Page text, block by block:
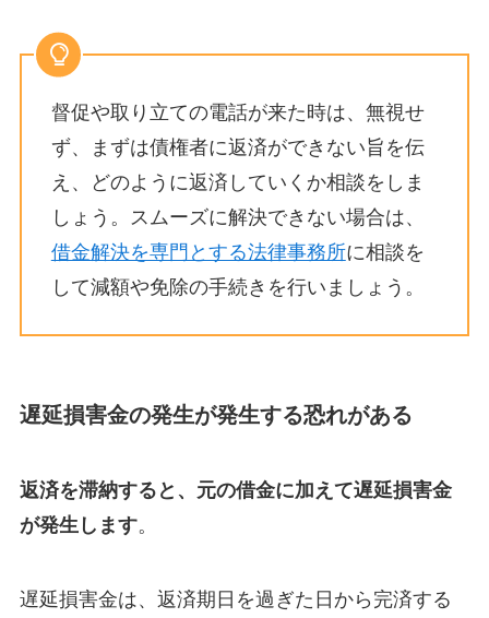
督促や取り立ての電話が来た時は、無視せ
ず、まずは債権者に返済ができない旨を伝
え、どのように返済していくか相談をしま
しょう。スムーズに解決できない場合は、
借金解決を専門とする法律事務所に相談を
して減額や免除の手続きを行いましょう。
遅延損害金の発生が発生する恐れがある
返済を滞納すると、元の借金に加えて遅延損害金
が発生します。
遅延損害金は、返済期日を過ぎた日から完済する